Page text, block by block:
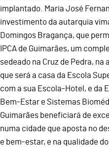
implantado. Maria José
investimento da autarquia
Domingos Bragança, que
IPCA de Guimarães, um
sedeado na Cruz de Pedra, na
que será a casa da Escola
com a sua Escola-Hotel, e da
Bem-Estar e Sistemas
Guimarães beneficiará de
numa cidade que aposta no
e bem-estar, e na qualidade